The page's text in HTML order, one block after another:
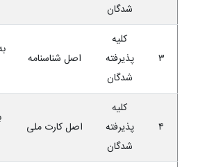
شدگان
۳
کلیه
پذیرفته
شدگان
اصل شناسنامه
۴
کلیه
پذیرفته
شدگان
اصل کارت ملی